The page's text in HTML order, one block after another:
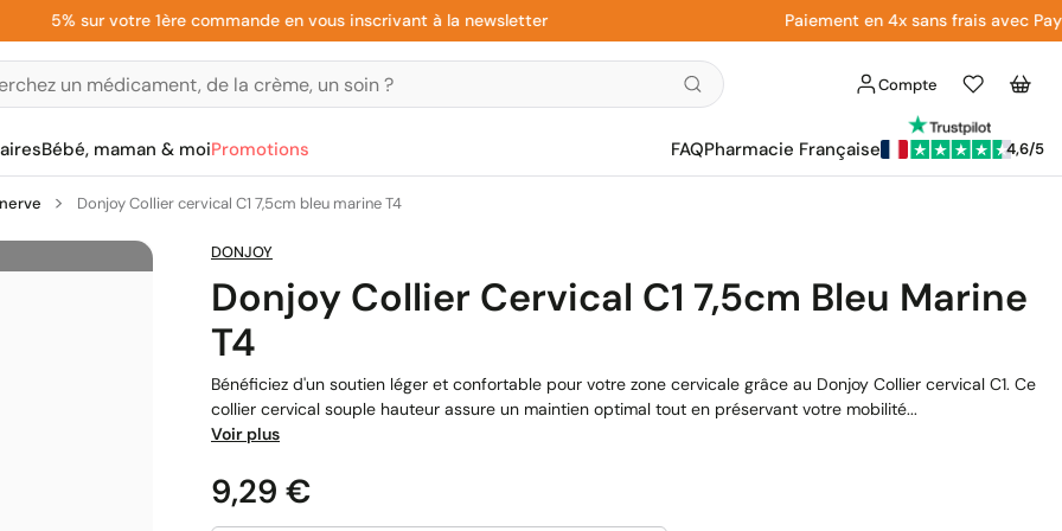
5% sur votre 1ère commande en vous inscrivant à la newsletter Paiement en 4x sans frais avec Paypal
Compte
Liste
d'envies
Panier
Bébé, maman & moiPromotions FAQPharmacie Française 4,6/5
Donjoy Collier cervical C1 7,5cm bleu marine T4
DONJOY
Donjoy Collier Cervical C1 7,5cm Bleu Marine
T4
Bénéficiez d'un soutien léger et confortable pour votre zone cervicale grâce au Donjoy Collier cervical C1. Ce
collier cervical souple hauteur assure un maintien optimal tout en préservant votre mobilité...
Voir plus
Prix
9,29 €